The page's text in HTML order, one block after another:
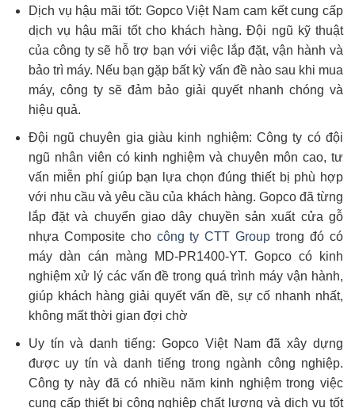
Dịch vụ hậu mãi tốt: Gopco Việt Nam cam kết cung cấp
dịch vụ hậu mãi tốt cho khách hàng. Đội ngũ kỹ thuật
của công ty sẽ hỗ trợ bạn với việc lắp đặt, vận hành và
bảo trì máy. Nếu bạn gặp bất kỳ vấn đề nào sau khi mua
máy, công ty sẽ đảm bảo giải quyết nhanh chóng và
hiệu quả.
Đội ngũ chuyên gia giàu kinh nghiệm: Công ty có đội
ngũ nhân viên có kinh nghiệm và chuyên môn cao, tư
vấn miễn phí giúp bạn lựa chọn đúng thiết bị phù hợp
với nhu cầu và yêu cầu của khách hàng. Gopco đã từng
lắp đặt và chuyển giao dây chuyền sản xuất cửa gỗ
nhựa Composite cho công ty CTT Group trong đó có
máy dàn cán màng MD-PR1400-YT. Gopco có kinh
nghiệm xử lý các vấn đề trong quá trình máy vận hành,
giúp khách hàng giải quyết vấn đề, sự cố nhanh nhất,
không mất thời gian đợi chờ
Uy tín và danh tiếng: Gopco Việt Nam đã xây dựng
được uy tín và danh tiếng trong ngành công nghiệp.
Công ty này đã có nhiều năm kinh nghiệm trong việc
cung cấp thiết bị công nghiệp chất lượng và dịch vụ tốt